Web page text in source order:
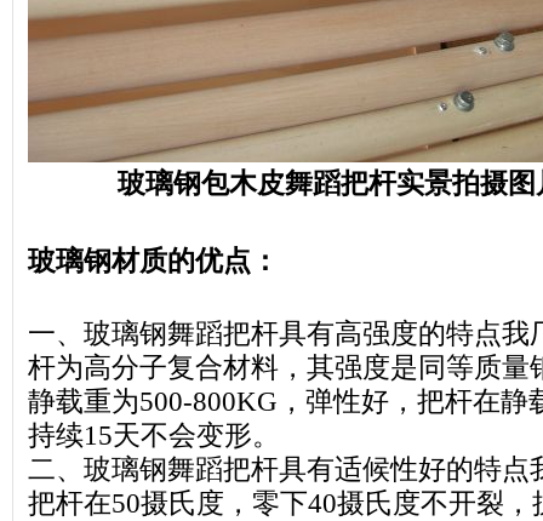
玻璃钢包木皮舞蹈把杆实景拍摄
玻璃钢材质的优点：
一、玻璃钢舞蹈把杆具有高强度的特点我
杆为高分子复合材料，其强度是同等质量
静载重为500-800KG，弹性好，把杆在静
持续15天不会变形。
二、玻璃钢舞蹈把杆具有适候性好的特点
把杆在50摄氏度，零下40摄氏度不开裂